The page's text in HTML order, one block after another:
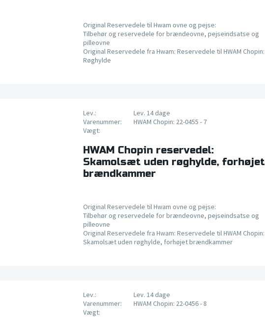
Original Reservedele til Hwam ovne og pejse:
Tilbehør og reservedele for brændeovne, pejseindsatse og
pilleovne
Original Reservedele fra Hwam: Reservedele til HWAM Chopin:
Røghylde
Lev.:
Lev. 14 dage
Varenummer:
HWAM Chopin: 22-0455 - 7
Vægt:
HWAM Chopin reservedel:
Skamolsæt uden røghylde, forhøjet
brændkammer
Original Reservedele til Hwam ovne og pejse:
Tilbehør og reservedele for brændeovne, pejseindsatse og
pilleovne
Original Reservedele fra Hwam: Reservedele til HWAM Chopin:
Skamolsæt uden røghylde, forhøjet brændkammer
Lev.:
Lev. 14 dage
Varenummer:
HWAM Chopin: 22-0456 - 8
Vægt: